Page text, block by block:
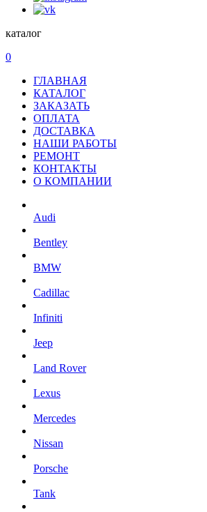
каталог
0
ГЛАВНАЯ
КАТАЛОГ
ЗАКАЗАТЬ
ОПЛАТА
ДОСТАВКА
НАШИ РАБОТЫ
РЕМОНТ
КОНТАКТЫ
О КОМПАНИИ
Audi
Bentley
BMW
Cadillac
Infiniti
Jeep
Land Rover
Lexus
Mercedes
Nissan
Porsche
Tank